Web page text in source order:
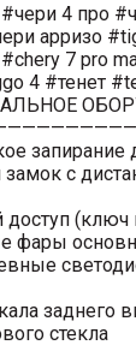
4 про
арризо
7 pro
4 #тенет
запирание
с
(ключ
фары
заднего
стекла